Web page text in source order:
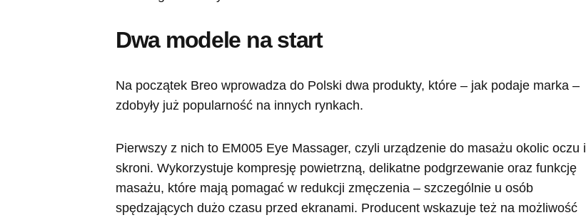
Dwa modele na start
Na początek Breo wprowadza do Polski dwa produkty, które – jak podaje marka –
zdobyły już popularność na innych rynkach.
Pierwszy z nich to EM005 Eye Massager, czyli urządzenie do masażu okolic oczu i
skroni. Wykorzystuje kompresję powietrzną, delikatne podgrzewanie oraz funkcję
masażu, które mają pomagać w redukcji zmęczenia – szczególnie u osób
spędzających dużo czasu przed ekranami. Producent wskazuje też na możliwość